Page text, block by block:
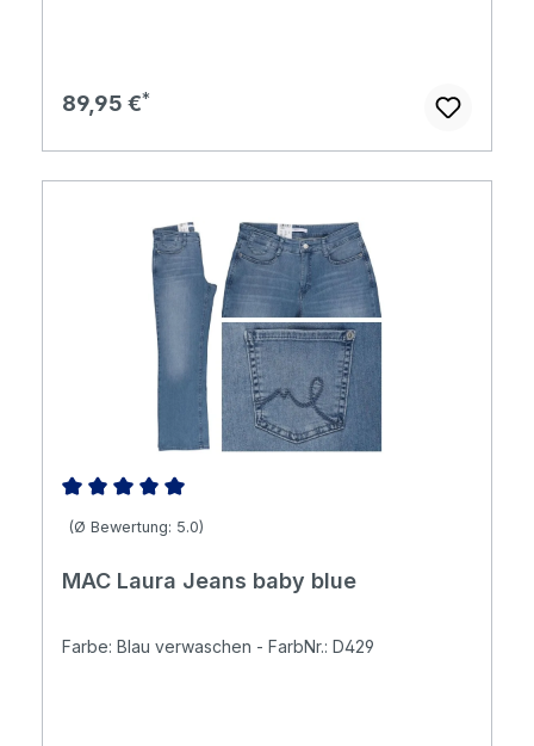
Regulärer Preis:
89,95 €
Durchschnittliche Bewertung von 5 von 5 Sternen
(Ø Bewertung: 5.0)
MAC Laura Jeans baby blue
Farbe: Blau verwaschen - FarbNr.: D429